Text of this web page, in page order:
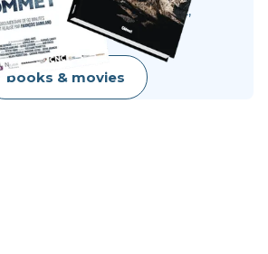
always say: effort, doubt,
beauty.
books & movies